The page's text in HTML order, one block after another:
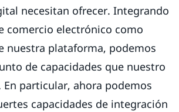
necesitan ofrecer. Integrando
comercio electrónico como
nuestra plataforma, podemos
de capacidades que nuestro
En particular, ahora podemos
capacidades de integración